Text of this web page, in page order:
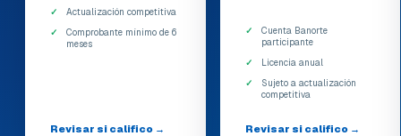
Actualización competitiva
Comprobante mínimo de 6
meses
Revisar si califico →
Cuenta Banorte
participante
Licencia anual
Sujeto a actualización
competitiva
Revisar si califico →